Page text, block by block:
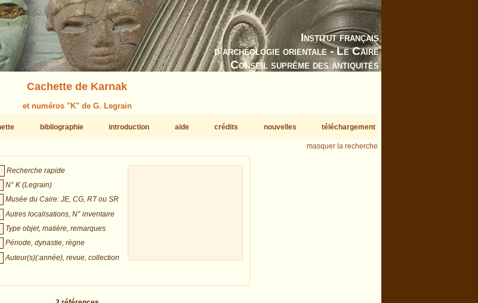
Institut français
d’archéologie orientale - Le Caire
Conseil suprême des antiquités
Cachette de Karnak
et numéros "K" de G. Legrain
bibliographie introduction aide crédits nouvelles téléchargement
masquer la recherche
Recherche rapide
N° K (Legrain)
Musée du Caire: JE, CG, RT ou SR
Autres localisations, N° inventaire
Type objet, matière, remarques
Période, dynastie, règne
Auteur(s)(:année), revue, collection